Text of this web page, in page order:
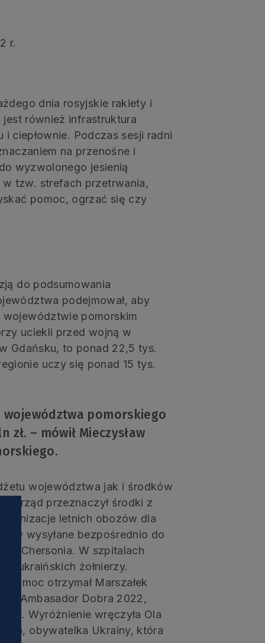
r.
dnia rosyjskie rakiety i
również infrastruktura
ciepłownie. Podczas sesji radni
na przenośne i
wyzwolonego jesienią
tzw. strefach przetrwania,
pomoc, ogrzać się czy
do podsumowania
podejmował, aby
pomorskim
uciekli przed wojną w
Gdańsku, to ponad 22,5 tys.
uczy się ponad 15 tys.
województwa pomorskiego
– mówił Mieczysław
województwa jak i środków
przeznaczył środki z
letnich obozów dla
wysyłane bezpośrednio do
i Chersonia. W szpitalach
ukraińskich żołnierzy.
otrzymał Marszałek
Ambasador Dobra 2022,
Wyróżnienie wręczyła Ola
obywatelka Ukrainy, która